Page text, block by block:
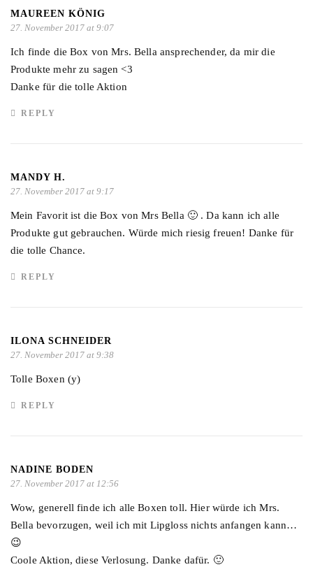
MAUREEN KÖNIG
27. November 2017 at 9:07
Ich finde die Box von Mrs. Bella ansprechender, da mir die
Produkte mehr zu sagen <3
Danke für die tolle Aktion
REPLY
MANDY H.
27. November 2017 at 9:17
Mein Favorit ist die Box von Mrs Bella 🙂 . Da kann ich alle
Produkte gut gebrauchen. Würde mich riesig freuen! Danke für
die tolle Chance.
REPLY
ILONA SCHNEIDER
27. November 2017 at 9:38
Tolle Boxen (y)
REPLY
NADINE BODEN
27. November 2017 at 12:56
Wow, generell finde ich alle Boxen toll. Hier würde ich Mrs.
Bella bevorzugen, weil ich mit Lipgloss nichts anfangen kann…
😉
Coole Aktion, diese Verlosung. Danke dafür. 🙂